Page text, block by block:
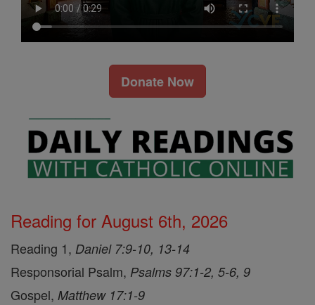
Donate Now
Reading for August 6th, 2026
Reading 1, Daniel 7:9-10, 13-14
Responsorial Psalm, Psalms 97:1-2, 5-6, 9
Gospel, Matthew 17:1-9